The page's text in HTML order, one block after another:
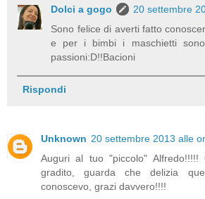
Dolci a gogo
20 settembre
Sono felice di averti fatto
e per i bimbi i maschietti
passioni:D!!Bacioni
Rispondi
Unknown 20 settembre 2013 alle
Auguri al tuo "piccolo"
gradito, guarda che delizia
conoscevo, grazi davvero!!!!